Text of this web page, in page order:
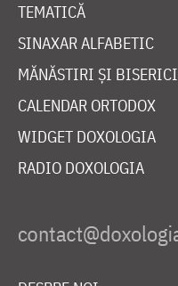
TEMATICĂ
SINAXAR ALFABETIC
MĂNĂSTIRI ȘI BISERICI
CALENDAR ORTODOX
WIDGET DOXOLOGIA
RADIO DOXOLOGIA